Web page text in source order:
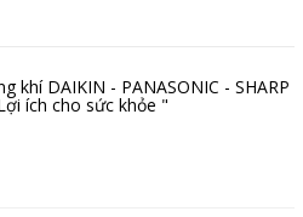
khí DAIKIN - PANASONIC - SHARP
ích cho sức khỏe "